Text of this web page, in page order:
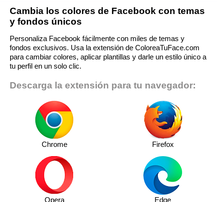
Cambia los colores de Facebook con temas
y fondos únicos
Personaliza Facebook fácilmente con miles de temas y
fondos exclusivos. Usa la extensión de ColoreaTuFace.com
para cambiar colores, aplicar plantillas y darle un estilo único a
tu perfil en un solo clic.
Descarga la extensión para tu navegador:
Chrome Firefox
Opera Edge